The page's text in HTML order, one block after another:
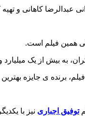
عبدالرضا کاهانی و
همین فیلم است.
به بیش از یک میلیارد
برنده ی جایزه
توفیق اجباری نیز با